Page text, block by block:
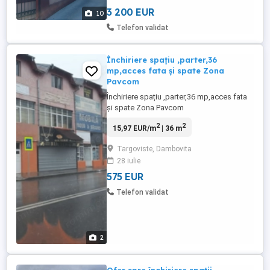
10
parter cu o suprafata ...
3 200 EUR
Telefon validat
2
Închiriere spațiu ,parter,36
mp,acces fata și spate Zona
Pavcom
Închiriere spațiu ,parter,36 mp,acces fata
și spate Zona Pavcom
15,97 EUR/m2| 36 m2
Targoviste, Dambovita
28 iulie
575 EUR
Telefon validat